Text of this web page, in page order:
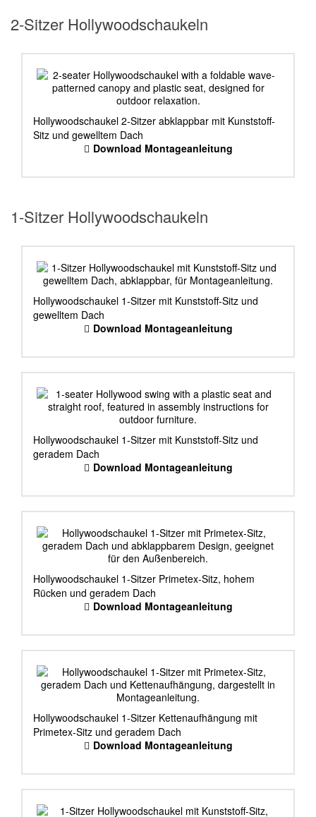
2-Sitzer Hollywoodschaukeln
Hollywoodschaukel 2-Sitzer abklappbar mit Kunststoff-
Sitz und gewelltem Dach
Download Montageanleitung
1-Sitzer Hollywoodschaukeln
Hollywoodschaukel 1-Sitzer mit Kunststoff-Sitz und
gewelltem Dach
Download Montageanleitung
Hollywoodschaukel 1-Sitzer mit Kunststoff-Sitz und
geradem Dach
Download Montageanleitung
Hollywoodschaukel 1-Sitzer Primetex-Sitz, hohem
Rücken und geradem Dach
Download Montageanleitung
Hollywoodschaukel 1-Sitzer Kettenaufhängung mit
Primetex-Sitz und geradem Dach
Download Montageanleitung